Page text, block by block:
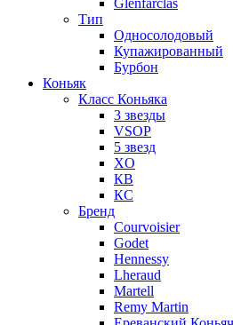
Тип
Односолодовый
Купажированный
Бурбон
Коньяк
Класс Коньяка
3 звезды
VSOP
5 звезд
XO
КВ
КС
Бренд
Courvoisier
Godet
Hennessy
Lheraud
Martell
Remy Martin